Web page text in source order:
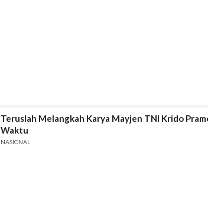
Teruslah Melangkah Karya Mayjen TNI Krido
Waktu
NASIONAL